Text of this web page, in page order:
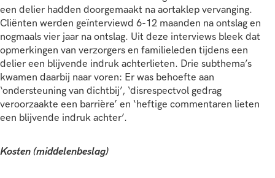
een delier hadden doorgemaakt na aortaklep vervanging.
Cliënten werden geïnterviewd 6-12 maanden na ontslag en
nogmaals vier jaar na ontslag. Uit deze interviews bleek dat
opmerkingen van verzorgers en familieleden tijdens een
delier een blijvende indruk achterlieten. Drie subthema’s
kwamen daarbij naar voren: Er was behoefte aan
‘ondersteuning van dichtbij’, ‘disrespectvol gedrag
veroorzaakte een barrière’ en ‘heftige commentaren lieten
een blijvende indruk achter’.
Kosten (middelenbeslag)